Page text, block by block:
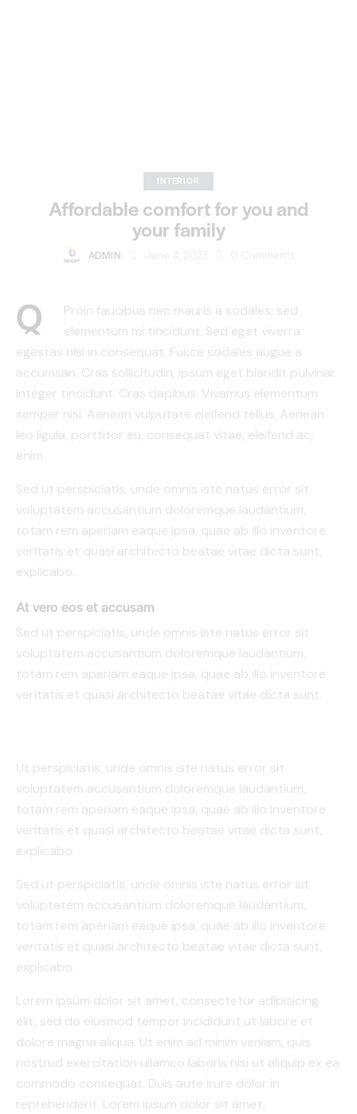
INTERIOR
Affordable comfort for you and
your family
ADMIN
Q
Proin faucibus nec mauris a sodales, sed
elementum mi tincidunt. Sed eget viverra
egestas nisi in consequat. Fusce sodales augue a
accumsan. Cras sollicitudin, ipsum eget blandit pulvinar.
Integer tincidunt. Cras dapibus. Vivamus elementum
semper nisi. Aenean vulputate eleifend tellus. Aenean
leo ligula, porttitor eu, consequat vitae, eleifend ac,
enim.
Sed ut perspiciatis, unde omnis iste natus error sit
voluptatem accusantium doloremque laudantium,
totam rem aperiam eaque ipsa, quae ab illo inventore
veritatis et quasi architecto beatae vitae dicta sunt,
explicabo.
At vero eos et accusam
Sed ut perspiciatis, unde omnis iste natus error sit
voluptatem accusantium doloremque laudantium,
totam rem aperiam eaque ipsa, quae ab illo inventore
veritatis et quasi architecto beatae vitae dicta sunt.
Ut perspiciatis, unde omnis iste natus error sit
voluptatem accusantium doloremque laudantium,
totam rem aperiam eaque ipsa, quae ab illo inventore
veritatis et quasi architecto beatae vitae dicta sunt,
explicabo.
Sed ut perspiciatis, unde omnis iste natus error sit
voluptatem accusantium doloremque laudantium,
totam rem aperiam eaque ipsa, quae ab illo inventore
veritatis et quasi architecto beatae vitae dicta sunt,
explicabo.
Lorem ipsum dolor sit amet, consectetur adipisicing
elit, sed do eiusmod tempor incididunt ut labore et
dolore magna aliqua. Ut enim ad minim veniam, quis
nostrud exercitation ullamco laboris nisi ut aliquip ex ea
commodo consequat. Duis aute irure dolor in
reprehenderit. Lorem ipsum dolor sit amet,